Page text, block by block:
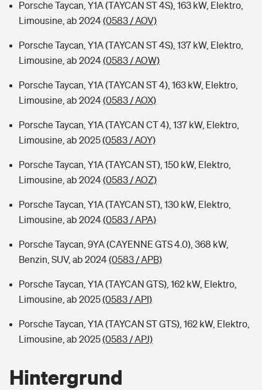
Porsche Taycan, Y1A (TAYCAN ST 4S), 163 kW, Elektro,
Limousine, ab 2024(0583 / AOV)
Porsche Taycan, Y1A (TAYCAN ST 4S), 137 kW, Elektro,
Limousine, ab 2024(0583 / AOW)
Porsche Taycan, Y1A (TAYCAN ST 4), 163 kW, Elektro,
Limousine, ab 2024(0583 / AOX)
Porsche Taycan, Y1A (TAYCAN CT 4), 137 kW, Elektro,
Limousine, ab 2025(0583 / AOY)
Porsche Taycan, Y1A (TAYCAN ST), 150 kW, Elektro,
Limousine, ab 2024(0583 / AOZ)
Porsche Taycan, Y1A (TAYCAN ST), 130 kW, Elektro,
Limousine, ab 2024(0583 / APA)
Porsche Taycan, 9YA (CAYENNE GTS 4.0), 368 kW,
Benzin, SUV, ab 2024(0583 / APB)
Porsche Taycan, Y1A (TAYCAN GTS), 162 kW, Elektro,
Limousine, ab 2025(0583 / API)
Porsche Taycan, Y1A (TAYCAN ST GTS), 162 kW, Elektro,
Limousine, ab 2025(0583 / APJ)
Hintergrund